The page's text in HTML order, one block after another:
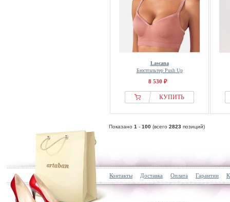
Lascana
Бюстгальтер Push Up
8 530 ₽
КУПИТЬ
Показано 1 - 100 (всего 2823 позиций)
Контакты Доставка Оплата Гарантии